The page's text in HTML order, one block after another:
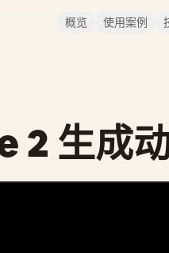
概览 使用案例
2 生成